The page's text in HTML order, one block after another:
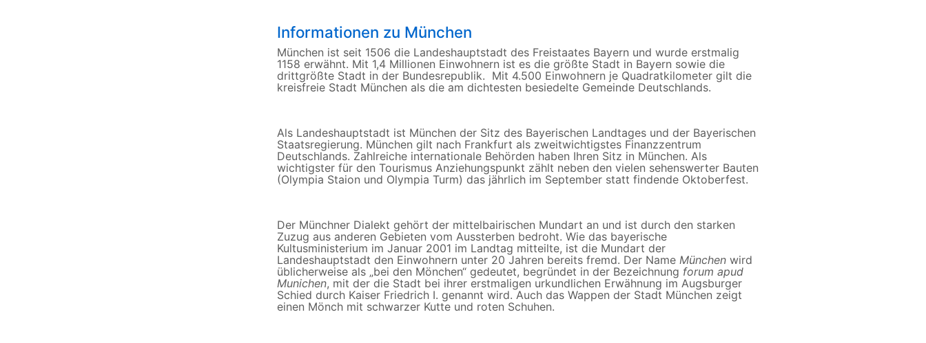
Informationen zu München
München ist seit 1506 die Landeshauptstadt des Freistaates Bayern und wurde erstmalig
1158 erwähnt. Mit 1,4 Millionen Einwohnern ist es die größte Stadt in Bayern sowie die
drittgrößte Stadt in der Bundesrepublik. Mit 4.500 Einwohnern je Quadratkilometer gilt die
kreisfreie Stadt München als die am dichtesten besiedelte Gemeinde Deutschlands.
Als Landeshauptstadt ist München der Sitz des Bayerischen Landtages und der Bayerischen
Staatsregierung. München gilt nach Frankfurt als zweitwichtigstes Finanzzentrum
Deutschlands. Zahlreiche internationale Behörden haben Ihren Sitz in München. Als
wichtigster für den Tourismus Anziehungspunkt zählt neben den vielen sehenswerter Bauten
(Olympia Staion und Olympia Turm) das jährlich im September statt findende Oktoberfest.
Der Münchner Dialekt gehört der mittelbairischen Mundart an und ist durch den starken
Zuzug aus anderen Gebieten vom Aussterben bedroht. Wie das bayerische
Kultusministerium im Januar 2001 im Landtag mitteilte, ist die Mundart der
Landeshauptstadt den Einwohnern unter 20 Jahren bereits fremd. Der Name München wird
üblicherweise als „bei den Mönchen“ gedeutet, begründet in der Bezeichnung forum apud
Munichen, mit der die Stadt bei ihrer erstmaligen urkundlichen Erwähnung im Augsburger
Schied durch Kaiser Friedrich I. genannt wird. Auch das Wappen der Stadt München zeigt
einen Mönch mit schwarzer Kutte und roten Schuhen.